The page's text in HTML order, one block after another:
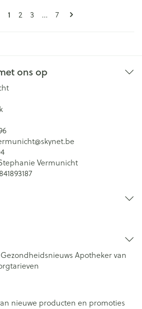
Pagina's
U lees momenteel pagina
1 Pagina
2 Pagina
3 ... Pagina
7
ons op
skynet.be
Vermunicht
Gezondheidsnieuws Apotheker van
nieuwe producten en promoties